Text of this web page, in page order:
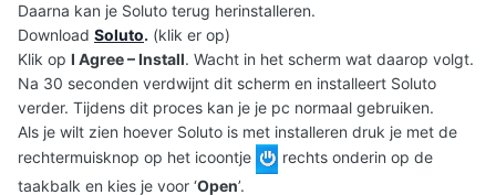
Daarna kan je Soluto terug herinstalleren.
Download Soluto. (klik er op)
Klik op I Agree – Install. Wacht in het scherm wat daarop volgt.
Na 30 seconden verdwijnt dit scherm en installeert Soluto
verder. Tijdens dit proces kan je je pc normaal gebruiken.
Als je wilt zien hoever Soluto is met installeren druk je met de
rechtermuisknop op het icoontje
rechts onderin op de
taakbalk en kies je voor ‘Open’.